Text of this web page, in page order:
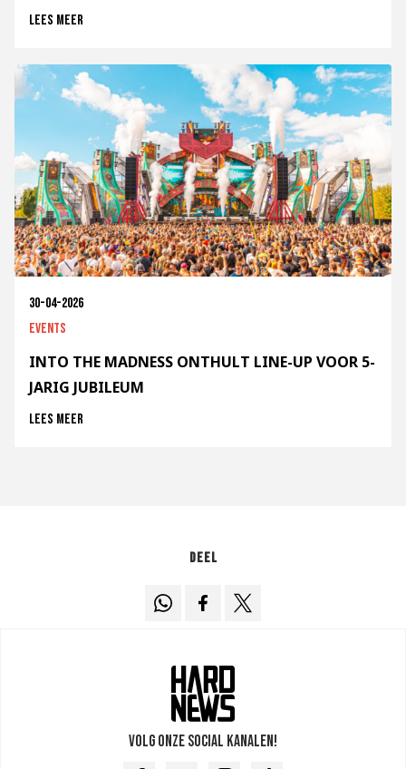
Lees meer
30-04-2026
Events
INTO THE MADNESS ONTHULT LINE-UP VOOR 5-
JARIG JUBILEUM
Lees meer
Deel
Volg onze social kanalen!